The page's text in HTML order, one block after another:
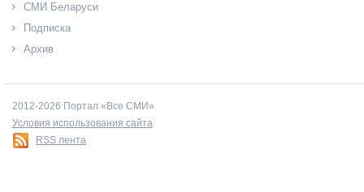
СМИ Беларуси
Подписка
Архив
2012-2026 Портал «Все СМИ»
Условия использования сайта
RSS лента